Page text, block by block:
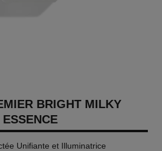
BRIGHT MILKY
ESSENCE
Unifiante et Illuminatrice